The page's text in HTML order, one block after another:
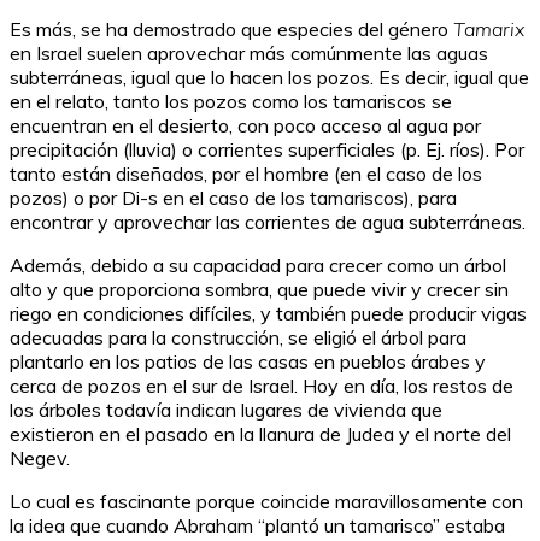
Es más, se ha demostrado que especies del género Tamarix
en Israel suelen aprovechar más comúnmente las aguas
subterráneas, igual que lo hacen los pozos. Es decir, igual que
en el relato, tanto los pozos como los tamariscos se
encuentran en el desierto, con poco acceso al agua por
precipitación (lluvia) o corrientes superficiales (p. Ej. ríos). Por
tanto están diseñados, por el hombre (en el caso de los
pozos) o por Di-s en el caso de los tamariscos), para
encontrar y aprovechar las corrientes de agua subterráneas.
Además, debido a su capacidad para crecer como un árbol
alto y que proporciona sombra, que puede vivir y crecer sin
riego en condiciones difíciles, y también puede producir vigas
adecuadas para la construcción, se eligió el árbol para
plantarlo en los patios de las casas en pueblos árabes y
cerca de pozos en el sur de Israel. Hoy en día, los restos de
los árboles todavía indican lugares de vivienda que
existieron en el pasado en la llanura de Judea y el norte del
Negev.
Lo cual es fascinante porque coincide maravillosamente con
la idea que cuando Abraham “plantó un tamarisco” estaba